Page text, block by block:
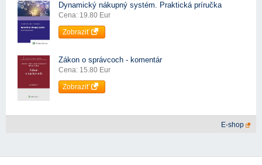
Dynamický nákupný systém. Praktická príručka
Cena: 19.80 Eur
Zobraziť
Zákon o správcoch - komentár
Cena: 15.80 Eur
Zobraziť
E-shop